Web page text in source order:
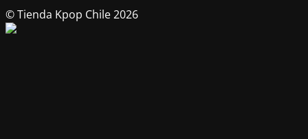
© Tienda Kpop Chile 2026